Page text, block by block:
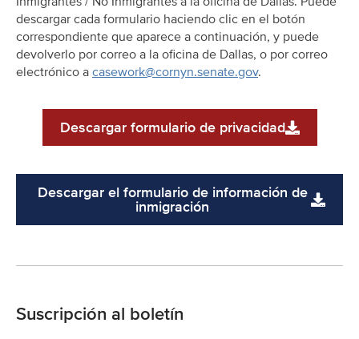
descargar cada formulario haciendo clic en el botón
correspondiente que aparece a continuación, y puede
devolverlo por correo a la oficina de Dallas, o por correo
electrónico a casework@cornyn.senate.gov.
Descargar formulario de privacidad
Descargar el formulario de información de
inmigración
Suscripción al boletín